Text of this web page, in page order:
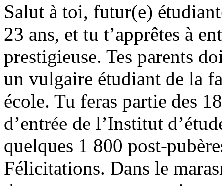
Salut à toi, futur(e)
23 ans, et tu t’apprêtes à
prestigieuse. Tes parents
un vulgaire étudiant de la
école. Tu feras partie des
d’entrée de l’Institut
quelques 1 800 post-
Félicitations. Dans le